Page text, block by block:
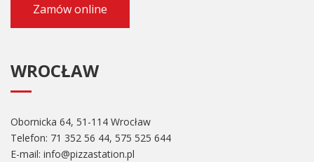
Zamów online
WROCŁAW
Obornicka 64, 51-114 Wrocław
Telefon: 71 352 56 44, 575 525 644
E-mail: info@pizzastation.pl